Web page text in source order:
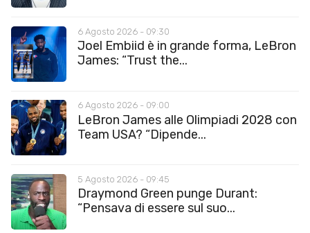
6 Agosto 2026 - 09:30
Joel Embiid è in grande forma, LeBron
James: “Trust the...
6 Agosto 2026 - 09:00
LeBron James alle Olimpiadi 2028 con
Team USA? “Dipende...
5 Agosto 2026 - 09:45
Draymond Green punge Durant:
“Pensava di essere sul suo...